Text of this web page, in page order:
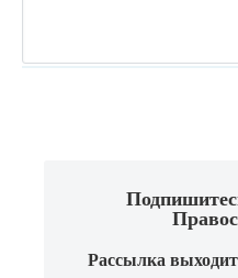
Рассылка